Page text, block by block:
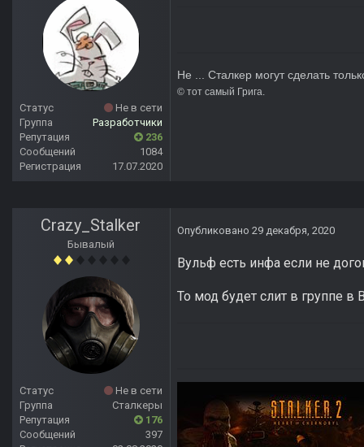
Статус
Не в сети
Группа
Разработчики
Репутация
236
Сообщений
1084
Регистрация
17.07.2020
Не ... Сталкер могут сделать
© тот
Crazy_Stalker
Бывалый
Статус
Не в сети
Группа
Сталкеры
Репутация
176
Сообщений
397
Опубликовано 29 декабря, 2020
Вульф есть инфа если не
То мод будет слит в группе в